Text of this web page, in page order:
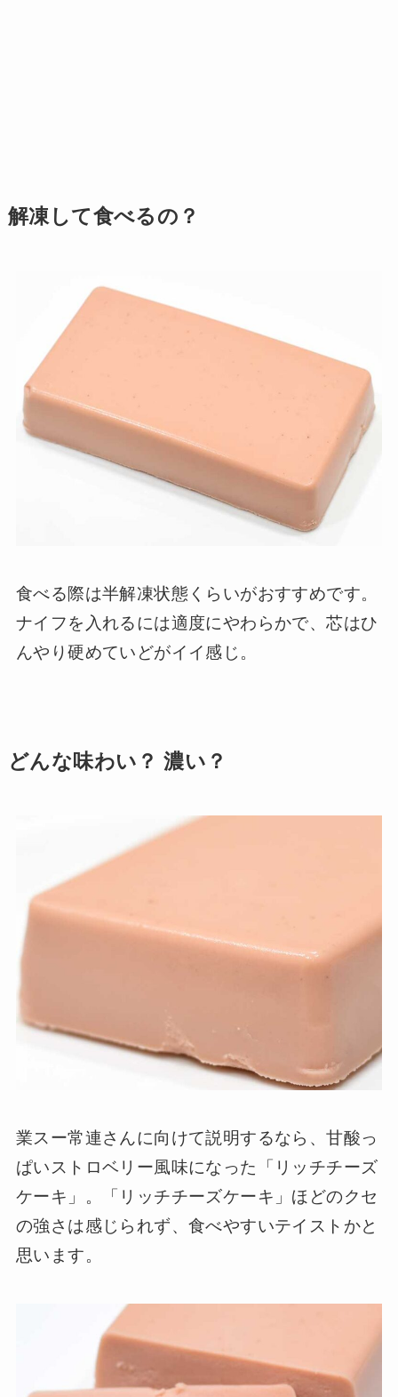
解凍して食べるの？
食べる際は半解凍状態くらいがおすすめです。
ナイフを入れるには適度にやわらかで、芯はひ
んやり硬めていどがイイ感じ。
どんな味わい？ 濃い？
業スー常連さんに向けて説明するなら、甘酸っ
ぱいストロベリー風味になった「リッチチーズ
ケーキ」。「リッチチーズケーキ」ほどのクセ
の強さは感じられず、食べやすいテイストかと
思います。